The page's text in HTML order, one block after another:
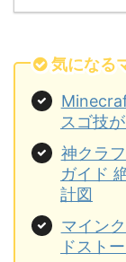
気になる
スゴ技
神クラ
ガイド
計図
マイン
ドスト